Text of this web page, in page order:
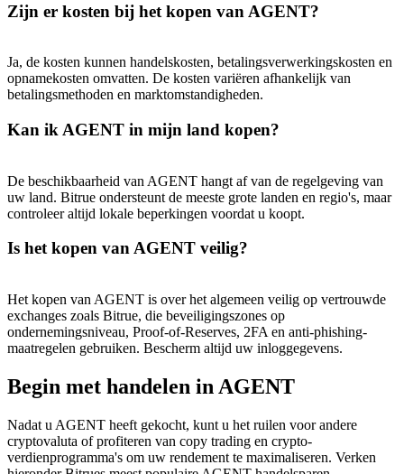
Zijn er kosten bij het kopen van AGENT?
Ja, de kosten kunnen handelskosten, betalingsverwerkingskosten en
opnamekosten omvatten. De kosten variëren afhankelijk van
betalingsmethoden en marktomstandigheden.
Kan ik AGENT in mijn land kopen?
De beschikbaarheid van AGENT hangt af van de regelgeving van
uw land. Bitrue ondersteunt de meeste grote landen en regio's, maar
controleer altijd lokale beperkingen voordat u koopt.
Is het kopen van AGENT veilig?
Het kopen van AGENT is over het algemeen veilig op vertrouwde
exchanges zoals Bitrue, die beveiligingszones op
ondernemingsniveau, Proof-of-Reserves, 2FA en anti-phishing-
maatregelen gebruiken. Bescherm altijd uw inloggegevens.
Begin met handelen in AGENT
Nadat u AGENT heeft gekocht, kunt u het ruilen voor andere
cryptovaluta of profiteren van copy trading en crypto-
verdienprogramma's om uw rendement te maximaliseren. Verken